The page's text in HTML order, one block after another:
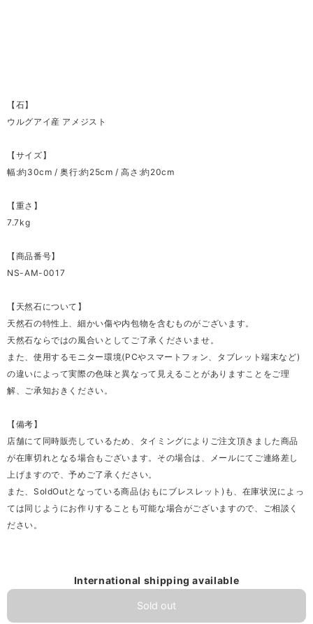
【石】
ウルグアイ産 アメジスト
【サイズ】
幅:約30cm / 奥行:約25cm / 高さ:約20cm
【重さ】
7.7kg
【商品番号】
NS-AM-0017
【天然石について】
天然石の特性上、細かい傷や内包物を含むものがございます。
天然石ならではの風合いとしてご了承くださいませ。
また、使用するモニター環境(PCやスマートフォン、タブレット端末など)
の違いによって実際の色味と異なって見えることがありますことをご理
解、ご承知おきください。
【備考】
店舗にて同時販売しているため、タイミングによりご注文頂きました商品
が在庫切れとなる場合もございます。その場合は、メールにてご連絡差し
上げますので、予めご了承ください。
また、SoldOutとなっている商品(おもにブレスレット)も、在庫状況によっ
ては同じようにお作りすることも可能な場合がございますので、ご相談く
ださい。
International shipping available
Sold out